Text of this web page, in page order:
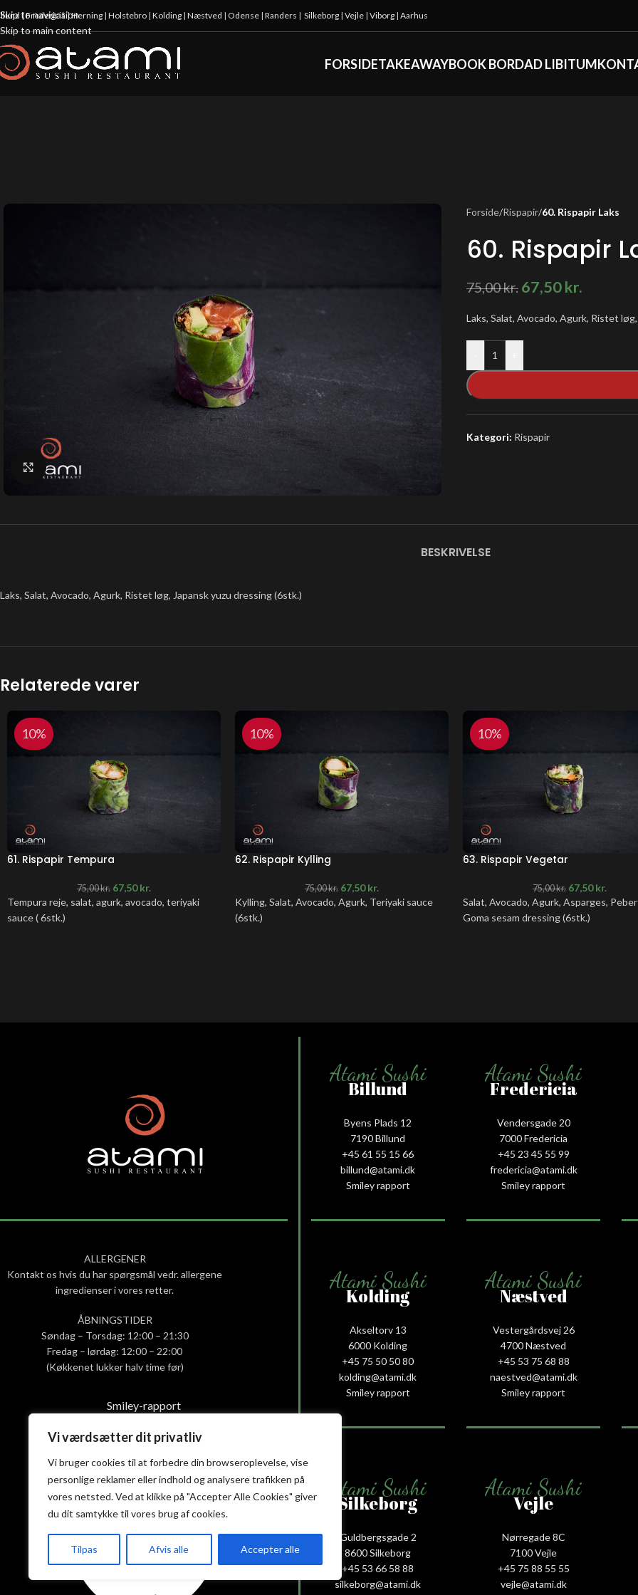
Vi værdsætter dit privatliv
Vi bruger cookies til at forbedre din browseroplevelse, vise
personlige reklamer eller indhold og analysere trafikken på
vores netsted. Ved at klikke på "Accepter Alle Cookies" giver
du dit samtykke til vores brug af cookies.
Tilpas Afvis alle Accepter alle
Skip to navigation
Skip to main content
|Fredericia|Herning | Holstebro | Kolding | Næstved | Odense | Randers | Silkeborg | Vejle | Viborg | Aarhus
FORSIDETAKEAWAYBOOK BORDAD LIBITUM
Klik for at forstørre
Forside/Rispapir/60. Rispapir Laks
60. Rispapir
75,00kr. 67,50kr.
Laks, Salat, Avocado, Agurk, Ristet
Kategori: Rispapir
BESKRIVELSE
Laks, Salat, Avocado, Agurk, Ristet løg, Japansk yuzu dressing (6stk.)
Relaterede varer
10%
61. Rispapir Tempura
75,00kr. 67,50kr.
Tempura reje, salat, agurk, avocado, teriyaki
sauce ( 6stk.)
10%
62. Rispapir Kylling
75,00kr. 67,50kr.
Kylling, Salat, Avocado, Agurk, Teriyaki sauce
(6stk.)
10%
63. Rispapir Vegetar
75,00kr. 67,50kr.
Salat, Avocado, Agurk, Asparges,
Goma sesam dressing (6stk.)
ALLERGENER
Kontakt os hvis du har spørgsmål vedr. allergene
ingredienser i vores retter.
ÅBNINGSTIDER
Søndag – Torsdag: 12:00 – 21:30
Fredag – lørdag: 12:00 – 22:00
(Køkkenet lukker halv time før)
Smiley-rapport
Handelsbetingelser
Atami Sushi
Billund
Byens Plads 12
7190 Billund
+45 61 55 15 66‬
billund@atami.dk
Smiley rapport
Atami Sushi
Fredericia
Vendersgade 20
7000 Fredericia
+45 23 45 55 99
fredericia@atami.dk
Smiley rapport
Atami Sushi
Kolding
Akseltorv 13
6000 Kolding
+45 75 50 50 80
kolding@atami.dk
Smiley rapport
Atami Sushi
Næstved
Vestergårdsvej 26
4700 Næstved
+45 53 75 68 88
naestved@atami.dk
Smiley rapport
Atami Sushi
Silkeborg
Guldbergsgade 2
8600 Silkeborg
+45 53 66 58 88
silkeborg@atami.dk
Atami Sushi
Vejle
Nørregade 8C
7100 Vejle
+45 75 88 55 55
vejle@atami.dk